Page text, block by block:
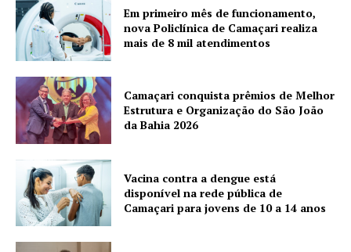
Em primeiro mês de funcionamento,
nova Policlínica de Camaçari realiza
mais de 8 mil atendimentos
Camaçari conquista prêmios de Melhor
Estrutura e Organização do São João
da Bahia 2026
Vacina contra a dengue está
disponível na rede pública de
Camaçari para jovens de 10 a 14 anos